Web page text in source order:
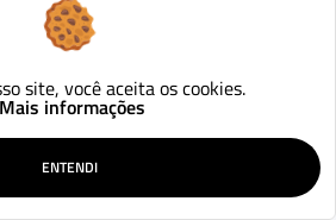
site, você aceita os cookies.
Mais informações
ENTENDI